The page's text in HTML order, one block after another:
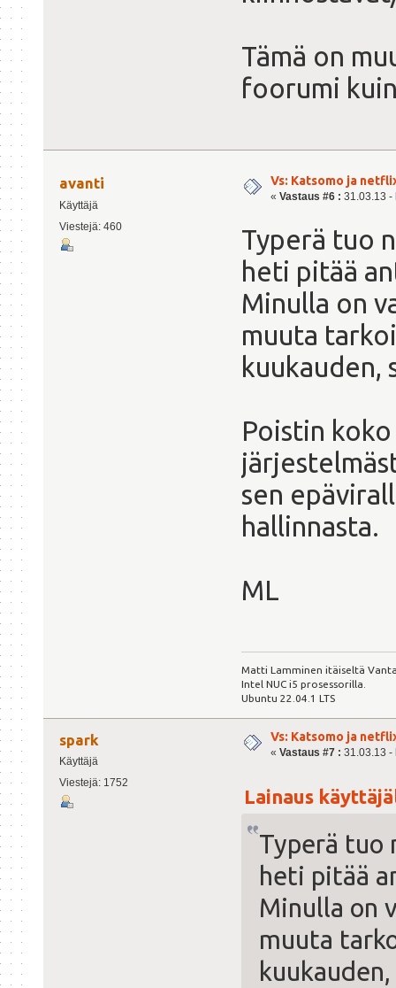
Tämä on
foorumi
avanti
Käyttäjä
Viestejä: 460
Vs: Katsomo ja
« Vastaus #6 : 31.03.13 -
Typerä tuo
heti pitää
Minulla on
muuta
kuukauden,
Poistin
sen
hallinnasta.
ML
Matti Lamminen itäiseltä
Intel NUC i5 prosessorilla.
Ubuntu 22.04.1 LTS
spark
Käyttäjä
Viestejä: 1752
Vs: Katsomo ja
« Vastaus #7 : 31.03.13 -
Lainaus
Typerä tuo
heti pitää
Minulla on
muuta